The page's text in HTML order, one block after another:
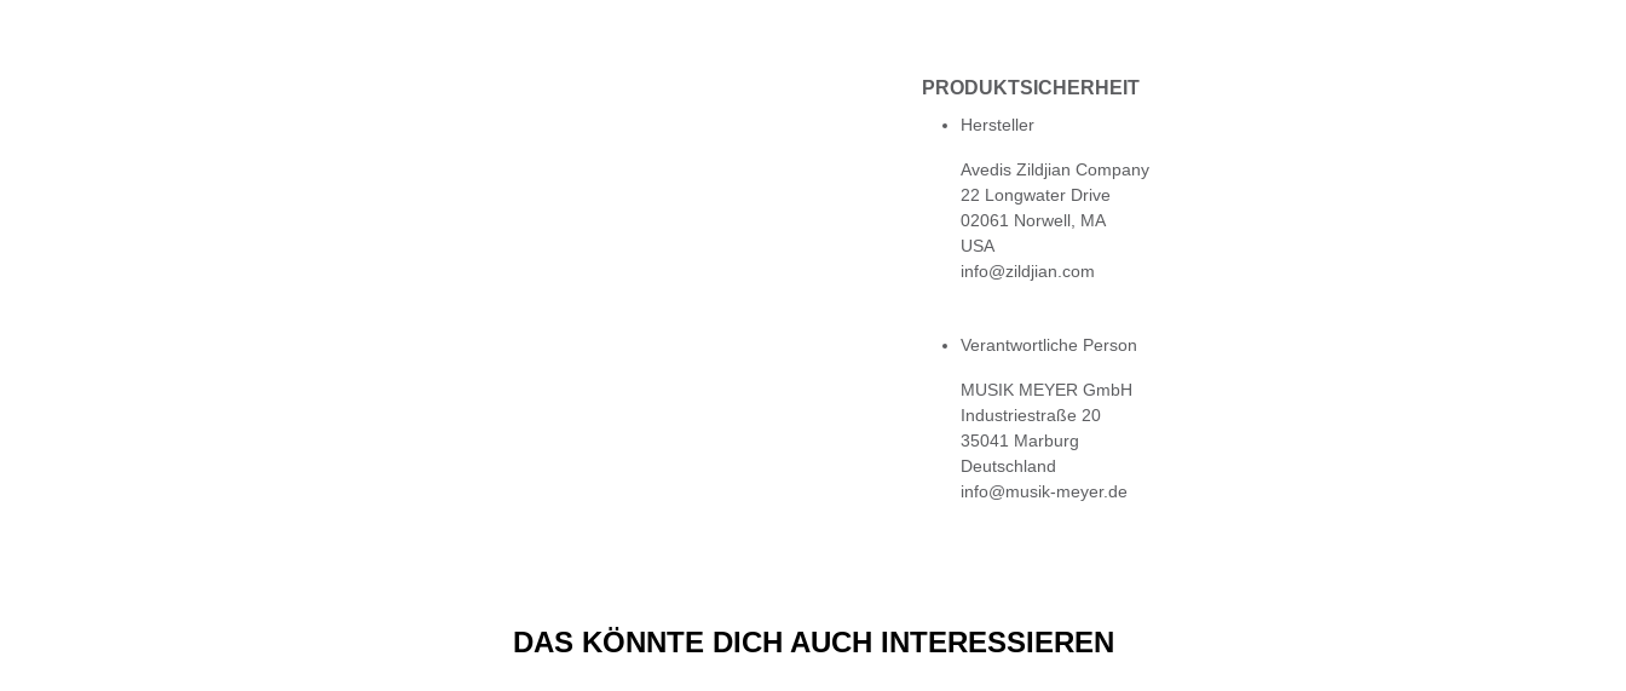
PRODUKTSICHERHEIT
Hersteller
Avedis Zildjian Company
22 Longwater Drive
02061 Norwell, MA
USA
info@zildjian.com
Verantwortliche Person
MUSIK MEYER GmbH
Industriestraße 20
35041 Marburg
Deutschland
info@musik-meyer.de
DAS KÖNNTE DICH AUCH INTERESSIEREN